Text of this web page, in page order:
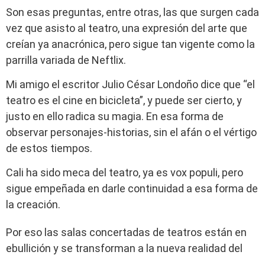
Son esas preguntas, entre otras, las que surgen cada
vez que asisto al teatro, una expresión del arte que
creían ya anacrónica, pero sigue tan vigente como la
parrilla variada de Neftlix.
Mi amigo el escritor Julio César Londoño dice que “el
teatro es el cine en bicicleta”, y puede ser cierto, y
justo en ello radica su magia. En esa forma de
observar personajes-historias, sin el afán o el vértigo
de estos tiempos.
Cali ha sido meca del teatro, ya es vox populi, pero
sigue empeñada en darle continuidad a esa forma de
la creación.
Por eso las salas concertadas de teatros están en
ebullición y se transforman a la nueva realidad del